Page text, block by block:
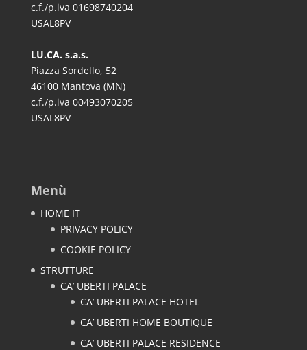
c.f./p.iva 01698740204
USAL8PV
LU.CA. s.a.s.
Piazza Sordello, 52
46100 Mantova (MN)
c.f./p.iva 00493070205
USAL8PV
Menù
HOME IT
PRIVACY POLICY
COOKIE POLICY
STRUTTURE
CA’ UBERTI PALACE
CA’ UBERTI PALACE HOTEL
CA’ UBERTI HOME BOUTIQUE
CA’ UBERTI PALACE RESIDENCE